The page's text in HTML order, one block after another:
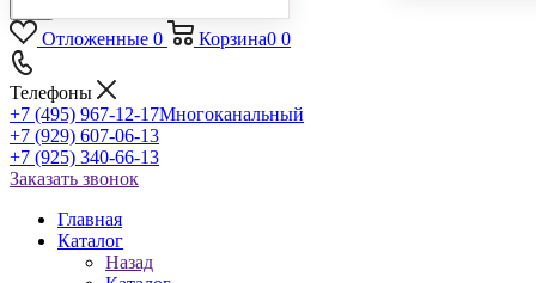
Отложенные 0 Корзина0 0
Телефоны
+7 (495) 967-12-17Многоканальный
+7 (929) 607-06-13
+7 (925) 340-66-13
Заказать звонок
Главная
Каталог
Назад